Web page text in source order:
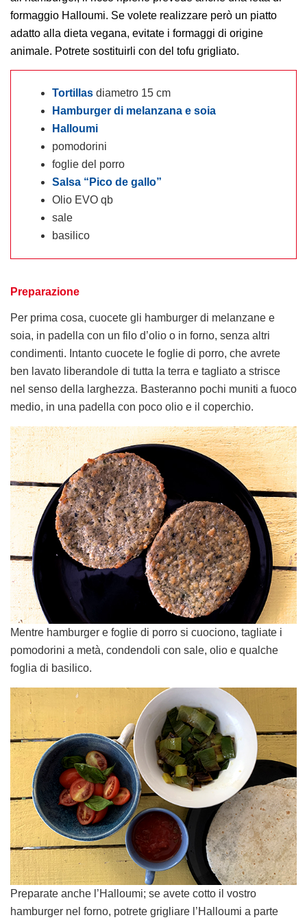
formaggio Halloumi. Se volete realizzare però un piatto
adatto alla dieta vegana, evitate i formaggi di origine
animale. Potrete sostituirli con del tofu grigliato.
Tortillas diametro 15 cm
Hamburger di melanzana e soia
Halloumi
pomodorini
foglie del porro
Salsa “Pico de gallo”
Olio EVO qb
sale
basilico
Preparazione
Per prima cosa, cuocete gli hamburger di melanzane e
soia, in padella con un filo d’olio o in forno, senza altri
condimenti. Intanto cuocete le foglie di porro, che avrete
ben lavato liberandole di tutta la terra e tagliato a strisce
nel senso della larghezza. Basteranno pochi muniti a fuoco
medio, in una padella con poco olio e il coperchio.
Mentre hamburger e foglie di porro si cuociono, tagliate i
pomodorini a metà, condendoli con sale, olio e qualche
foglia di basilico.
Preparate anche l’Halloumi; se avete cotto il vostro
hamburger nel forno, potrete grigliare l’Halloumi a parte